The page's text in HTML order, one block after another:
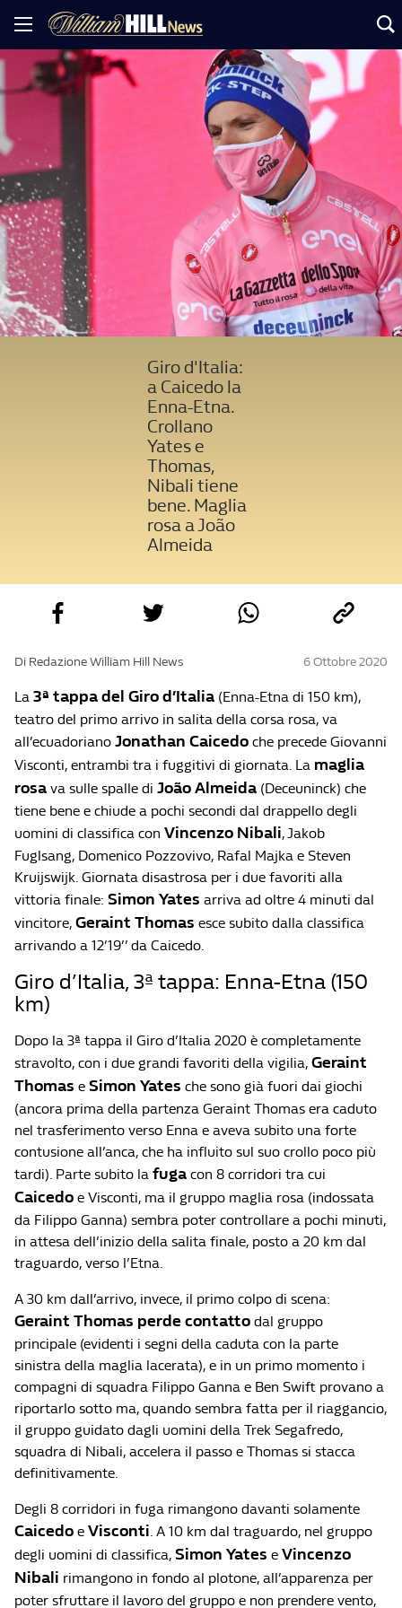
Giro d'Italia:
a Caicedo la
Enna-Etna.
Crollano
Yates e
Thomas,
Nibali tiene
bene. Maglia
rosa a João
Almeida
Di Redazione William Hill News 6 Ottobre 2020
La 3ª tappa del Giro d’Italia (Enna-Etna di 150 km),
teatro del primo arrivo in salita della corsa rosa, va
all’ecuadoriano Jonathan Caicedo che precede Giovanni
Visconti, entrambi tra i fuggitivi di giornata. La maglia
rosa va sulle spalle di João Almeida (Deceuninck) che
tiene bene e chiude a pochi secondi dal drappello degli
uomini di classifica con Vincenzo Nibali, Jakob
Fuglsang, Domenico Pozzovivo, Rafal Majka e Steven
Kruijswijk. Giornata disastrosa per i due favoriti alla
vittoria finale: Simon Yates arriva ad oltre 4 minuti dal
vincitore, Geraint Thomas esce subito dalla classifica
arrivando a 12’19’’ da Caicedo.
Giro d’Italia, 3ª tappa: Enna-Etna (150
km)
Dopo la 3ª tappa il Giro d’Italia 2020 è completamente
stravolto, con i due grandi favoriti della vigilia, Geraint
Thomas e Simon Yates che sono già fuori dai giochi
(ancora prima della partenza Geraint Thomas era caduto
nel trasferimento verso Enna e aveva subito una forte
contusione all’anca, che ha influito sul suo crollo poco più
tardi). Parte subito la fuga con 8 corridori tra cui
Caicedo e Visconti, ma il gruppo maglia rosa (indossata
da Filippo Ganna) sembra poter controllare a pochi minuti,
in attesa dell’inizio della salita finale, posto a 20 km dal
traguardo, verso l’Etna.
A 30 km dall’arrivo, invece, il primo colpo di scena:
Geraint Thomas perde contatto dal gruppo
principale (evidenti i segni della caduta con la parte
sinistra della maglia lacerata), e in un primo momento i
compagni di squadra Filippo Ganna e Ben Swift provano a
riportarlo sotto ma, quando sembra fatta per il riaggancio,
il gruppo guidato dagli uomini della Trek Segafredo,
squadra di Nibali, accelera il passo e Thomas si stacca
definitivamente.
Degli 8 corridori in fuga rimangono davanti solamente
Caicedo e Visconti. A 10 km dal traguardo, nel gruppo
degli uomini di classifica, Simon Yates e Vincenzo
Nibali rimangono in fondo al plotone, all’apparenza per
poter sfruttare il lavoro del gruppo e non prendere vento,